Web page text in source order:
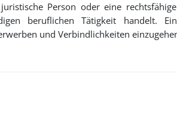
Person oder eine
beruflichen Tätigkeit handelt.
und Verbindlichkeiten